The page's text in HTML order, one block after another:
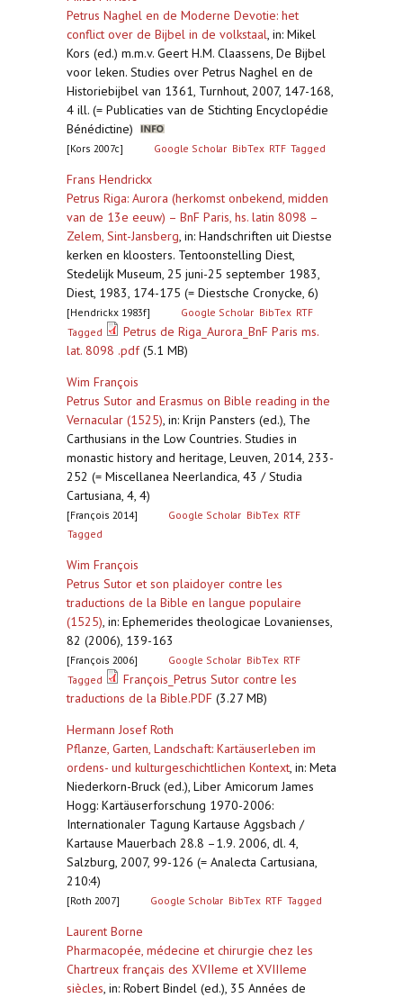
Petrus Naghel en de Moderne Devotie: het
conflict over de Bijbel in de volkstaal, in: Mikel
Kors (ed.) m.m.v. Geert H.M. Claassens, De Bijbel
voor leken. Studies over Petrus Naghel en de
Historiebijbel van 1361, Turnhout, 2007, 147-168,
4 ill. (= Publicaties van de Stichting Encyclopédie
Bénédictine)
[Kors 2007c] Google Scholar BibTex RTF Tagged
Frans Hendrickx
Petrus Riga: Aurora (herkomst onbekend, midden
van de 13e eeuw) – BnF Paris, hs. latin 8098 –
Zelem, Sint-Jansberg, in: Handschriften uit Diestse
kerken en kloosters. Tentoonstelling Diest,
Stedelijk Museum, 25 juni-25 september 1983,
Diest, 1983, 174-175 (= Diestsche Cronycke, 6)
[Hendrickx 1983f] Google Scholar BibTex RTF
Tagged
Petrus de Riga_Aurora_BnF Paris ms.
lat. 8098 .pdf(5.1 MB)
Wim François
Petrus Sutor and Erasmus on Bible reading in the
Vernacular (1525), in: Krijn Pansters (ed.), The
Carthusians in the Low Countries. Studies in
monastic history and heritage, Leuven, 2014, 233-
252 (= Miscellanea Neerlandica, 43 / Studia
Cartusiana, 4, 4)
[François 2014] Google Scholar BibTex RTF
Tagged
Wim François
Petrus Sutor et son plaidoyer contre les
traductions de la Bible en langue populaire
(1525), in: Ephemerides theologicae Lovanienses,
82 (2006), 139-163
[François 2006] Google Scholar BibTex RTF
Tagged
François_Petrus Sutor contre les
traductions de la Bible.PDF (3.27 MB)
Hermann Josef Roth
Pflanze, Garten, Landschaft: Kartäuserleben im
ordens- und kulturgeschichtlichen Kontext, in: Meta
Niederkorn-Bruck (ed.), Liber Amicorum James
Hogg: Kartäuserforschung 1970-2006:
Internationaler Tagung Kartause Aggsbach /
Kartause Mauerbach 28.8 –1.9. 2006, dl. 4,
Salzburg, 2007, 99-126 (= Analecta Cartusiana,
210:4)
[Roth 2007] Google Scholar BibTex RTF Tagged
Laurent Borne
Pharmacopée, médecine et chirurgie chez les
Chartreux français des XVIIeme et XVIIIeme
siècles, in: Robert Bindel (ed.), 35 Années de